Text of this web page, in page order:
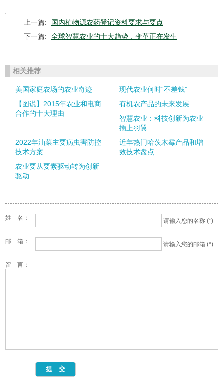
上一篇:
国内植物源农药登记资料要求与要点
下一篇:
全球智慧农业的十大趋势，变革正在发生
相关推荐
美国家庭农场的农业奇迹
现代农业何时“不差钱”
【图说】2015年农业和电商
合作的十大理由
有机农产品的未来发展
智慧农业：科技创新为农业
插上羽翼
2022年油菜主要病虫害防控
技术方案
近年热门哈茨木霉产品和增
效技术盘点
农业要从要素驱动转为创新
驱动
姓 名： 请输入您的名称 (*)
邮 箱： 请输入您的邮箱 (*)
留 言：